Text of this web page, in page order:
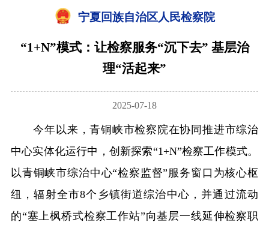
宁夏回族自治区人民检察院
“1+N”模式：让检察服务“沉下去” 基层治
理“活起来”
2025-07-18
今年以来，青铜峡市检察院在协同推进市综治
中心实体化运行中，创新探索“1+N”检察工作模式。
以青铜峡市综治中心“检察监督”服务窗口为核心枢
纽，辐射全市8个乡镇街道综治中心，并通过流动
的“塞上枫桥式检察工作站”向基层一线延伸检察职